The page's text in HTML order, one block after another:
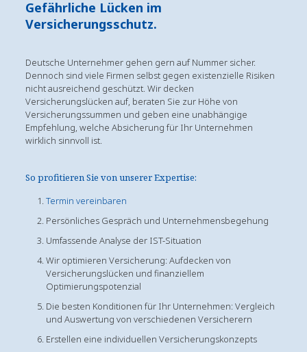
Gefährliche Lücken im
Versicherungsschutz.
Deutsche Unternehmer gehen gern auf Nummer sicher.
Dennoch sind viele Firmen selbst gegen existenzielle Risiken
nicht ausreichend geschützt. Wir decken
Versicherungslücken auf, beraten Sie zur Höhe von
Versicherungssummen und geben eine unabhängige
Empfehlung, welche Absicherung für Ihr Unternehmen
wirklich sinnvoll ist.
So profitieren Sie von unserer Expertise:
Termin vereinbaren
Persönliches Gespräch und Unternehmensbegehung
Umfassende Analyse der IST-Situation
Wir optimieren Versicherung: Aufdecken von
Versicherungslücken und finanziellem
Optimierungspotenzial
Die besten Konditionen für Ihr Unternehmen: Vergleich
und Auswertung von verschiedenen Versicherern
Erstellen eine individuellen Versicherungskonzepts